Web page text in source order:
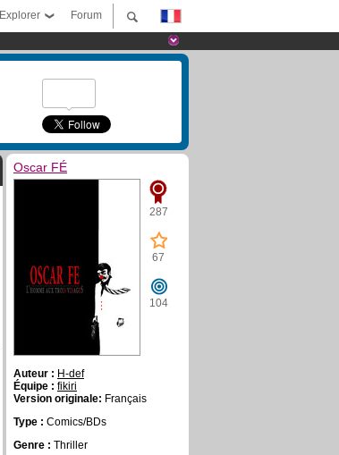
Forum
Explorer
Oscar FÉ
287
67
104
Auteur : H-def
Équipe : fikiri
Version originale: Français
Type : Comics/BDs
Genre : Thriller